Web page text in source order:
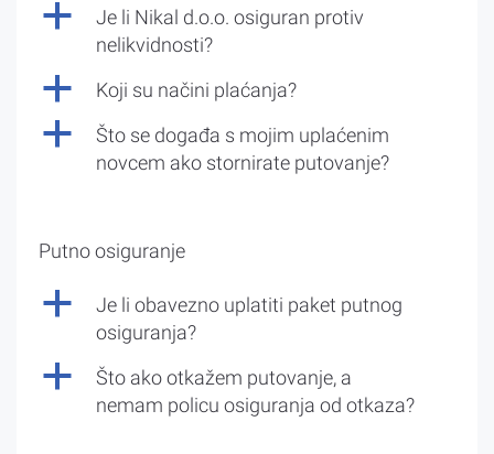
a
Je li Nikal d.o.o. osiguran protiv
nelikvidnosti?
a Koji su načini plaćanja?
a
Što se događa s mojim uplaćenim
novcem ako stornirate putovanje?
Putno osiguranje
a
Je li obavezno uplatiti paket putnog
osiguranja?
a
Što ako otkažem putovanje, a
nemam policu osiguranja od otkaza?